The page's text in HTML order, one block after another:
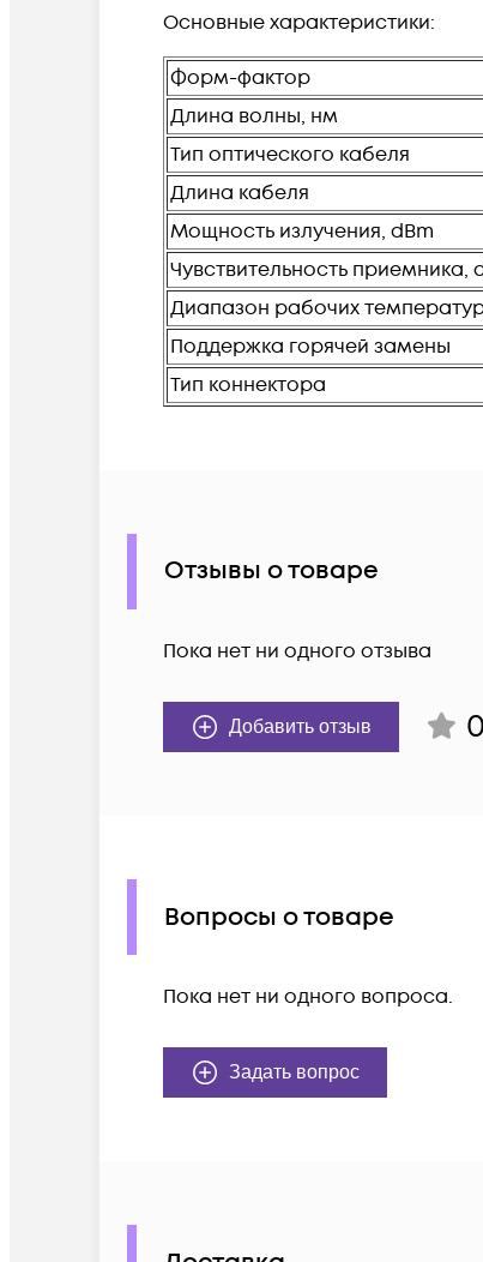
Основные характеристики:
Форм-фактор
Длина волны, нм
Тип оптического кабеля
Длина кабеля
Мощность излучения, dBm
Чувствительность приемника,
Диапазон рабочих
Поддержка горячей замены
Тип коннектора
Отзывы о товаре
Пока нет ни одного отзыва
Добавить отзыв 0
Вопросы о товаре
Пока нет ни одного вопроса.
Задать вопрос